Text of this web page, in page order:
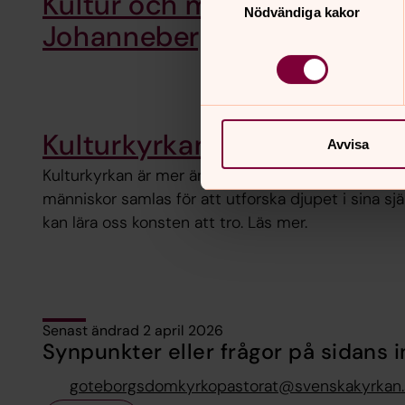
Nödvändiga kakor
Avvisa
Johannebergs församling
Kulturkyrkan
Kulturkyrkan är mer än bara en byggnad, den är
människor samlas för att utforska djupet i sina
kan lära oss konsten att tro. Läs mer.
Senast ändrad 2 april 2026
Synpunkter eller frågor på sidans